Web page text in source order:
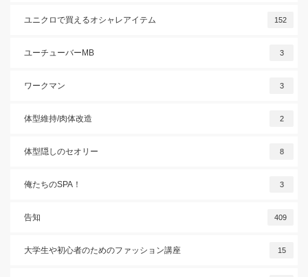
ユニクロで買えるオシャレアイテム 152
ユーチューバーMB 3
ワークマン 3
体型維持/肉体改造 2
体型隠しのセオリー 8
俺たちのSPA！ 3
告知 409
大学生や初心者のためのファッション講座 15